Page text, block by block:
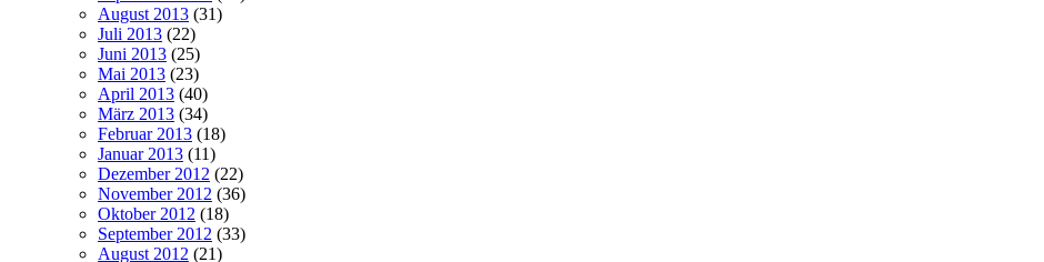
August 2013 (31)
Juli 2013 (22)
Juni 2013 (25)
Mai 2013 (23)
April 2013 (40)
März 2013 (34)
Februar 2013 (18)
Januar 2013 (11)
Dezember 2012 (22)
November 2012 (36)
Oktober 2012 (18)
September 2012 (33)
August 2012 (21)